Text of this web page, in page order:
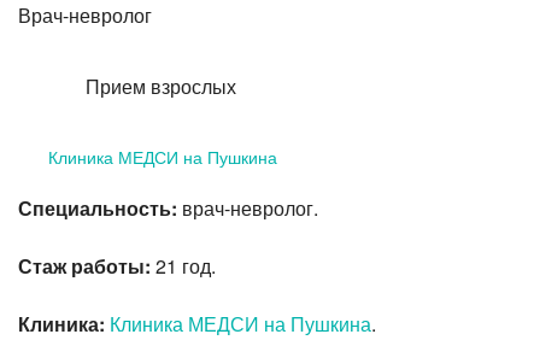
Врач-невролог
Прием взрослых
Клиника МЕДСИ на Пушкина
Специальность: врач-невролог.
Стаж работы: 21 год.
Клиника: Клиника МЕДСИ на Пушкина.